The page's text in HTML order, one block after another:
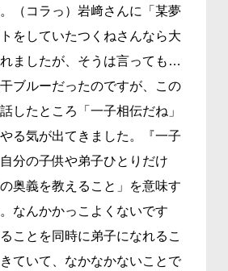
（コラっ）岩﨑さんに「某夢
をしていたつくねさんなら大
ましたが、そうは言っても…
ブルーだったのですが、この
したところ「一子相伝だね」
る気が出てきました。『一子
分の子供や弟子ひとりだけ
奥義を教えること」を意味す
なんかかっこよくないです
ことを同時に弟子になれるこ
ていて、なかなかないことで